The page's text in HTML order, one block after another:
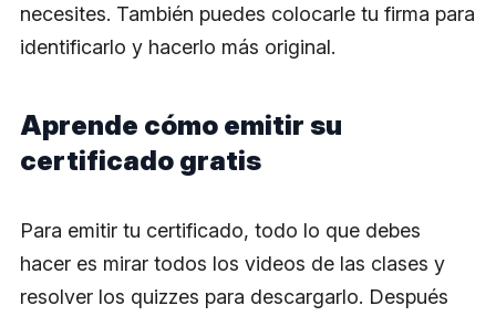
necesites. También puedes colocarle tu firma para
identificarlo y hacerlo más original.
Aprende cómo emitir su
certificado gratis
Para emitir tu certificado, todo lo que debes
hacer es mirar todos los videos de las clases y
resolver los quizzes para descargarlo. Después